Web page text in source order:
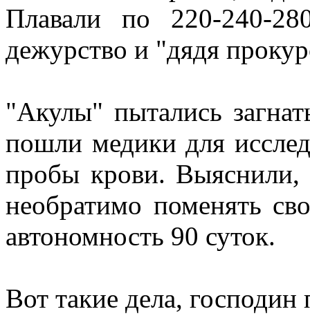
Плавали по 220-240-
дежурство и "дядя
"Акулы" пытались
пошли медики для
пробы крови. Выяснили,
необратимо поменять
автономность 90 суток.
Вот такие дела, господин